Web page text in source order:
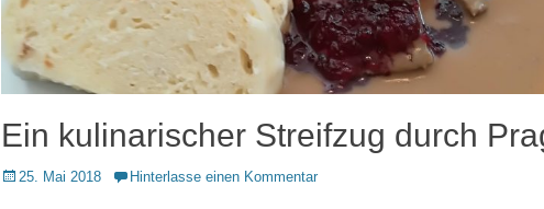
Ein kulinarischer Streifzug durch
Posted
25. Mai 2018 Hinterlasse einen Kommentar